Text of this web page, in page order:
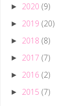
► 2020 (9)
► 2019 (20)
► 2018 (8)
► 2017 (7)
► 2016 (2)
► 2015 (7)